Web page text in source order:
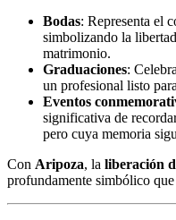
Bodas: Representa el
simbolizando la
matrimonio.
Graduaciones:
un profesional listo
Eventos
significativa de
pero cuya memoria
Con Aripoza, la liberación
profundamente simbólico